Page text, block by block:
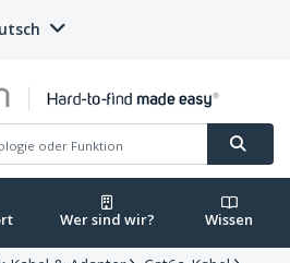
Wer sind wir? Wissen